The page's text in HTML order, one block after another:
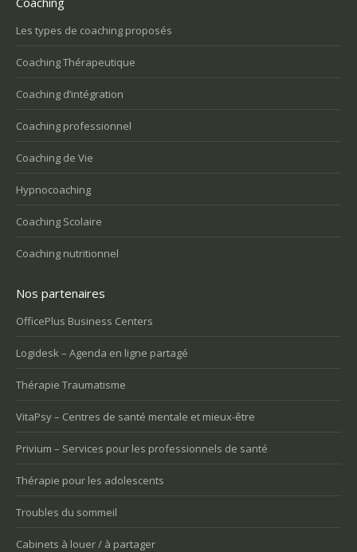
Les types de coaching proposés
Coaching Thérapeutique
Coaching d’intégration
Coaching professionnel
Coaching de Vie
Hypnocoaching
Coaching Scolaire
Coaching nutritionnel
Nos partenaires
OfficePlus Business Centers
Logidesk – Agenda en ligne partagé
Thérapie Traumatisme
VitaPsy – Centres de santé mentale et mieux-être
Privium – Services pour les professionnels de santé
Thérapie pour les adolescents
Troubles du sommeil
Cabinets à louer / à partager